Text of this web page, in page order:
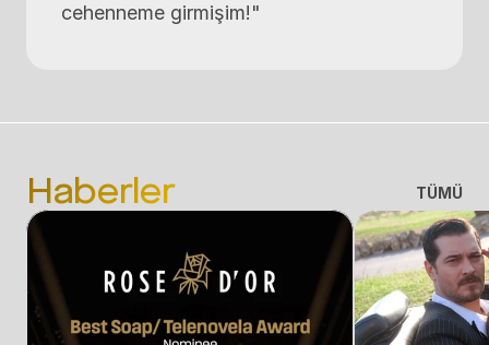
cehenneme girmişim!"
Haberler TÜMÜ